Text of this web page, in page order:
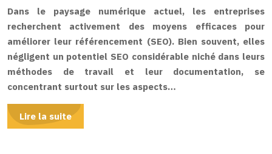
Dans le paysage numérique actuel, les entreprises
recherchent activement des moyens efficaces pour
améliorer leur référencement (SEO). Bien souvent, elles
négligent un potentiel SEO considérable niché dans leurs
méthodes de travail et leur documentation, se
concentrant surtout sur les aspects…
Lire la suite